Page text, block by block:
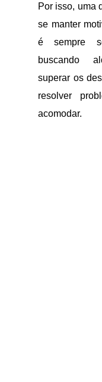
Por isso, uma
se manter
é sempre
buscando
superar os
resolver
acomodar.